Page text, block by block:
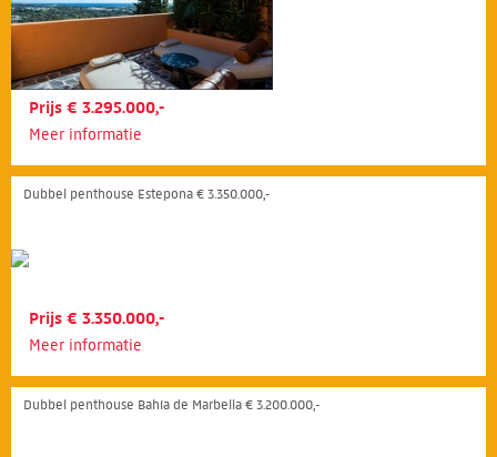
Prijs € 3.295.000,-
Meer informatie
Dubbel penthouse Estepona € 3.350.000,-
Prijs € 3.350.000,-
Meer informatie
Dubbel penthouse Bahía de Marbella € 3.200.000,-